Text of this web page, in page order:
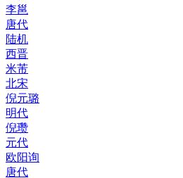
李邕
唐代
陆机
西晋
米芾
北宋
倪元璐
明代
倪瓒
元代
欧阳询
唐代